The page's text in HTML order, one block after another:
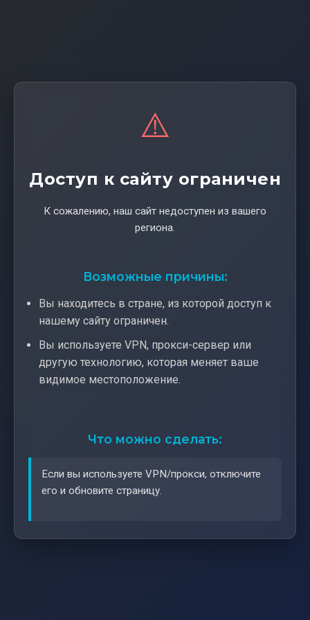
⚠️
Доступ к сайту ограничен
К сожалению, наш сайт недоступен из вашего
региона.
Возможные причины:
Вы находитесь в стране, из которой доступ к
нашему сайту ограничен.
Вы используете VPN, прокси-сервер или
другую технологию, которая меняет ваше
видимое местоположение.
Что можно сделать:
Если вы используете VPN/прокси, отключите
его и обновите страницу.